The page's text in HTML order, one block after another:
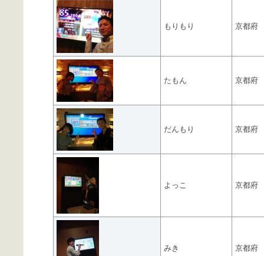
もりもり 京都府
たもん 京都府
だんもり 京都府
よっこ 京都府
みき 京都府